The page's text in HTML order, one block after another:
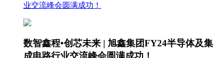
业交流峰会圆满成功！
数智鑫程•创芯未来 | 旭鑫集团FY24半导体及集